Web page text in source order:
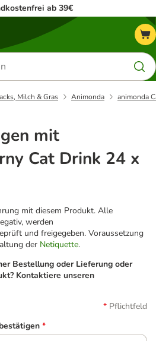
ab 39€
Milch & Gras Animonda animonda
mit
Cat Drink 24 x
mit diesem Produkt. Alle
werden
und freigegeben. Voraussetzung
der Netiquette.
Bestellung oder Lieferung oder
Kontaktiere unseren
Pflichtfeld
*